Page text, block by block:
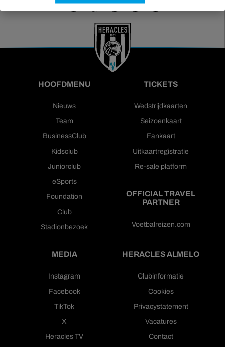
HOOFDMENU
Nieuws
Team
BusinessClub
Kidsclub
Juniorclub
eSports
Foundation
Club
Stadionbezoek
TICKETS
Wedstrijdkaarten
Seizoenkaart
Fankaart
Uitkaartregistratie
Re-sale platform
OFFICIAL TRAVEL
PARTNER
Voetbalreizen.com
MEDIA
Instagram
Facebook
TikTok
X
Heracles TV
HERACLES ALMELO
Clubinformatie
Cookies
Privacystatement
Vacatures
Contact